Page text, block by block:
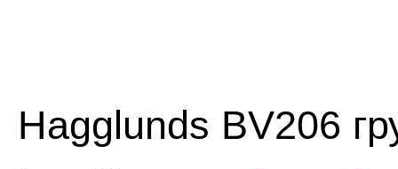
Hagglunds BV206